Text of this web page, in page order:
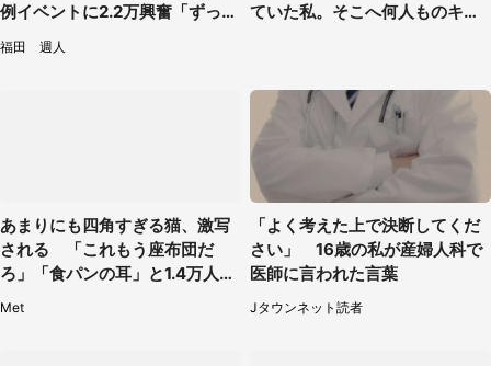
例イベントに2.2万興奮「ずっと
見てたい」
福田 週人
ていた私。そこへ何人ものキャ
あまりにも四角すぎる猫、激写
される 「これもう座布団だ
ろ」「食パンの耳」と1.4万人困
Met
「よく考えた上で決断してくだ
さい」 16歳の私が産婦人科で
医師に言われた言葉
Jタウンネット読者